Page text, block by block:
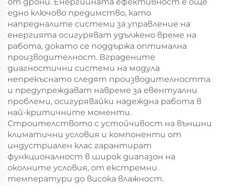
едно ключово предимство, като
напредналите системи за управление на
енергията осигуряват удължено време на
работа, докато се поддържа оптимална
производителност. Вградените
диагностични системи на модула
непрекъснато следят производителността
и предупреждават навреме за евентуални
проблеми, осигурявайки надеждна работа в
най-критичните моменти.
Строителството с устойчивост на външни
климатични условия и компоненти от
индустриален клас гарантират
функционалност в широк диапазон на
околните условия, от екстремни
температури до висока влажност.